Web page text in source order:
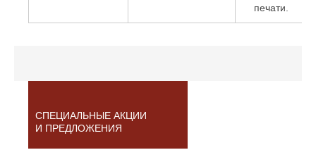
печати.
СПЕЦИАЛЬНЫЕ АКЦИИ
И ПРЕДЛОЖЕНИЯ